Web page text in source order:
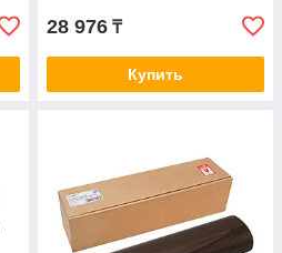
28 976 ₸
Купить